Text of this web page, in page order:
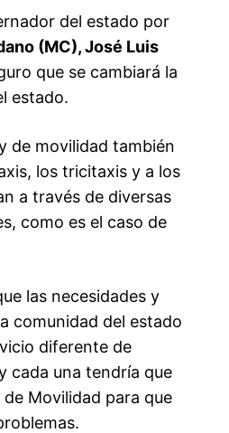
del estado por
(MC), José Luis
que se cambiará la
estado.
de movilidad también
los tricitaxis y a los
a través de diversas
como es el caso de
las necesidades y
comunidad del estado
diferente de
cada una tendría que
Movilidad para que